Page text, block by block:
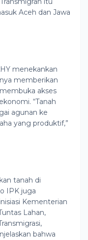
Aceh dan Jawa
menekankan
memberikan
akses
“Tanah
agunan ke
yang produktif,”
tanah di
IPK juga
Kementerian
Lahan,
bahwa